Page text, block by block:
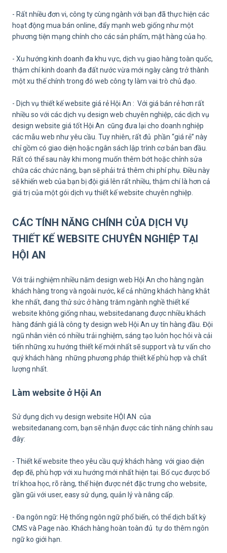
- Rất nhiều đơn vi, công ty cùng ngành với bạn đã thực hiện các
hoạt động mua bán online, đẩy mạnh web giống như một
phương tiện mạng chính cho các sản phẩm, mặt hàng của họ.
- Xu hướng kinh doanh đa khu vực, dịch vụ giao hàng toàn quốc,
thậm chí kinh doanh đa đất nước vừa mới ngày càng trở thành
một xu thế chính trong đó web công ty làm vai trò chủ đạo.
- Dịch vụ thiết kế website giá rẻ Hội An : Với giá bán rẻ hơn rất
nhiều so với các dịch vụ design web chuyên nghiệp, các dịch vụ
design website giá tốt Hội An cũng đưa lại cho doanh nghiệp
các mẫu web như yêu cầu. Tuy nhiên, rất đủ phần “giá rẻ” này
chỉ gồm có giao diện hoặc ngân sách lập trình cơ bản ban đầu.
Rất có thể sau này khi mong muốn thêm bớt hoặc chỉnh sửa
chữa các chức năng, bạn sẽ phải trả thêm chi phí phụ. Điều này
sẽ khiến web của bạn bị đội giá lên rất nhiều, thậm chí là hơn cả
giá trị của một gói dịch vụ thiết kế website chuyên nghiệp.
CÁC TÍNH NĂNG CHÍNH CỦA DỊCH VỤ
THIẾT KẾ WEBSITE CHUYÊN NGHIỆP TẠI
HỘI AN
Với trải nghiệm nhiều năm design web Hội An cho hàng ngàn
khách hàng trong và ngoài nước, kể cả những khách hàng khắt
khe nhất, đang thử sức ở hàng trăm ngành nghề thiết kế
website không giống nhau, websitedanang được nhiều khách
hàng đánh giá là công ty design web Hội An uy tín hàng đầu. Đội
ngũ nhân viên có nhiều trải nghiệm, sáng tạo luôn học hỏi và cải
tiến những xu hướng thiết kế mới nhất sẽ support và tư vấn cho
quý khách hàng những phương pháp thiết kế phù hợp và chất
lượng nhất.
Làm website ở Hội An
Sử dụng dịch vụ design website HỘI AN của
websitedanang.com, bạn sẽ nhận được các tính năng chính sau
đây:
- Thiết kế website theo yêu cầu quý khách hàng với giao diện
đẹp đẽ, phù hợp với xu hướng mới nhất hiện tại. Bố cục được bố
trí khoa học, rõ ràng, thể hiện được nét đặc trưng cho website,
gần gũi với user, easy sử dụng, quản lý và nâng cấp.
- Đa ngôn ngữ: Hệ thống ngôn ngữ phổ biến, có thể dịch bất kỳ
CMS và Page nào. Khách hàng hoàn toàn đủ tự do thêm ngôn
ngữ ko giới hạn.